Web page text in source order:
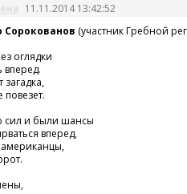
11.11.2014 13:42:52
(участник Гребной
оглядки
загадка,
сил и были шансы
вперед,